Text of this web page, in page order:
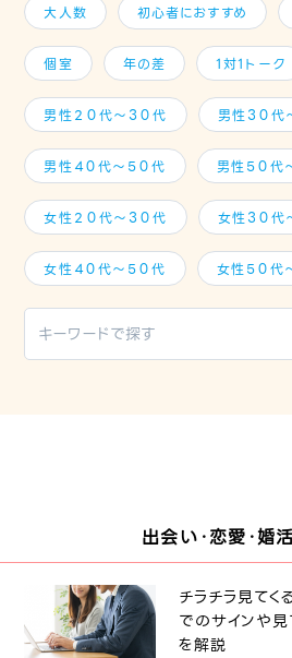
大人数 初心者におすすめ
個室 年の差 1対1トーク
男性２０代～３０代 男性３０代
男性４０代～５０代 男性５０代
女性２０代～３０代 女性３０代
女性４０代～５０代 女性５０代
出会い・恋愛・婚
チラチラ見て
でのサインや
を解説